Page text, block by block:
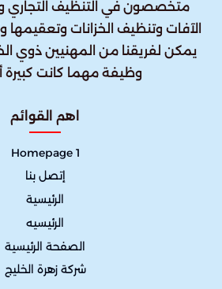
متخصصون في التنظيف التجاري
الآفات وتنظيف الخزانات وتعقيمها
يمكن لفريقنا من المهنيين ذوي
وظيفة مهما كانت كبيرة
اهم القوائم
Homepage 1
إتصل بنا
الرئيسية
الرئيسيه
الصفحة الرئيسية
شركة زهرة الخليج